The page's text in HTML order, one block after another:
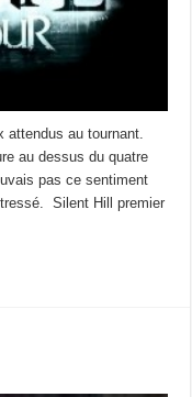
au tournant.
au dessus du quatre
pas ce sentiment
Silent Hill premier